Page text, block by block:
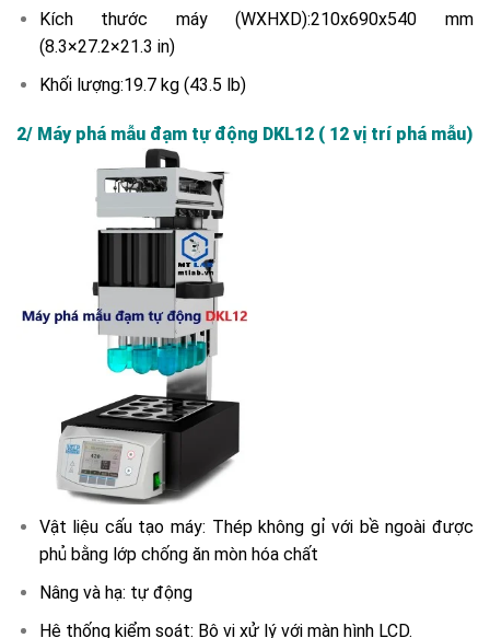
Kích thước máy (WXHXD):210x690x540 mm
(8.3×27.2×21.3 in)
Khối lượng:19.7 kg (43.5 lb)
2/ Máy phá mẫu đạm tự động DKL12 ( 12 vị trí phá mẫu)
Vật liệu cấu tạo máy: Thép không gỉ với bề ngoài được
phủ bằng lớp chống ăn mòn hóa chất
Nâng và hạ: tự động
Hệ thống kiểm soát: Bộ vi xử lý với màn hình LCD.